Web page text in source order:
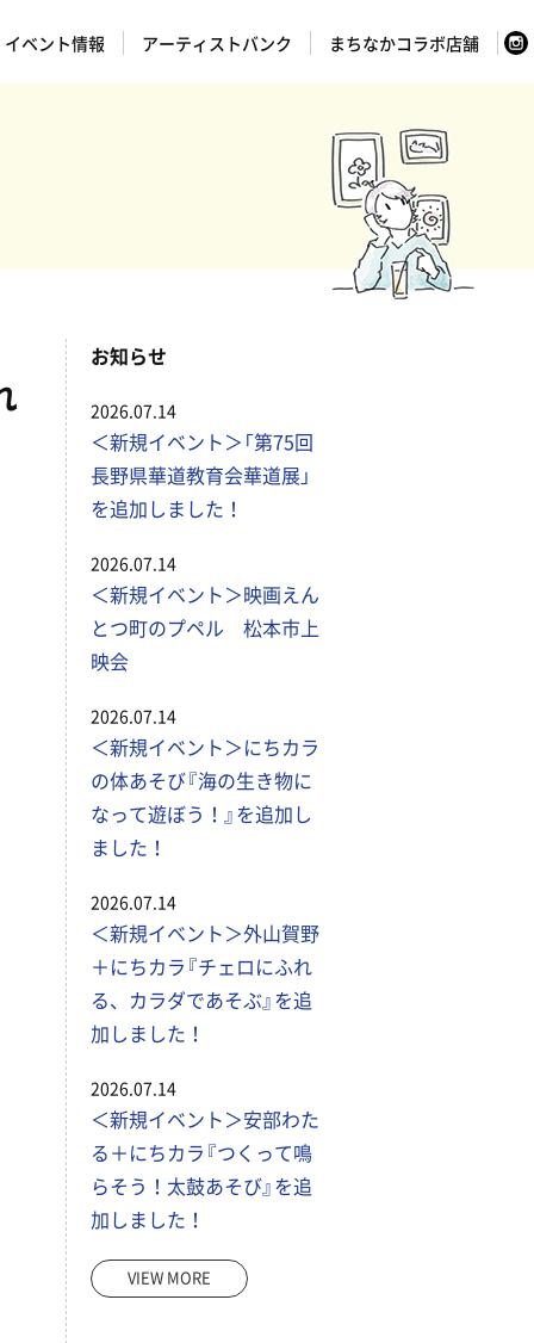
イベント情報 アーティストバンク まちなかコラボ店舗
お知らせ
2026.07.14
＜新規イベント＞「第75回
長野県華道教育会華道展」
を追加しました！
2026.07.14
＜新規イベント＞映画えん
とつ町のプペル 松本市上
映会
2026.07.14
＜新規イベント＞にちカラ
の体あそび『海の生き物に
なって遊ぼう！』を追加し
ました！
2026.07.14
＜新規イベント＞外山賀野
＋にちカラ『チェロにふれ
る、カラダであそぶ』を追
加しました！
2026.07.14
＜新規イベント＞安部わた
る＋にちカラ『つくって鳴
らそう！太鼓あそび』を追
加しました！
VIEW MORE